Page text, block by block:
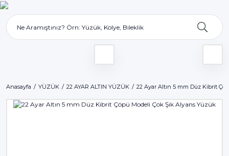
Anasayfa YÜZÜK 22 AYAR ALTIN YÜZÜK 22 Ayar Altın 5 mm Düz Kibrit